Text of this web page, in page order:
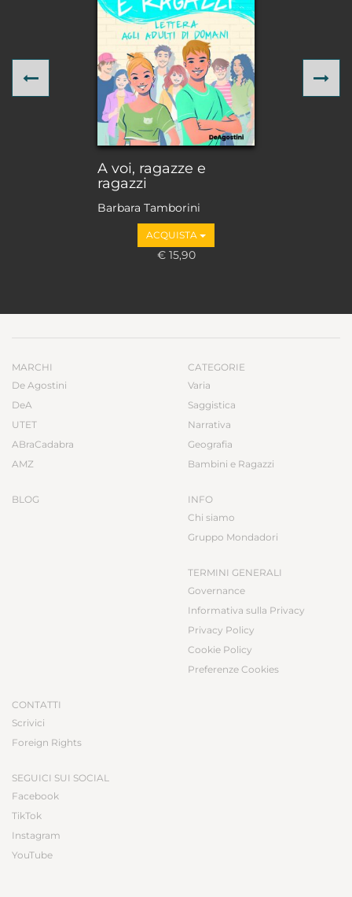
A voi, ragazze e
ragazzi
Barbara Tamborini
ACQUISTA
€ 15,90
Previous
MARCHI
De Agostini
DeA
UTET
ABraCadabra
AMZ
BLOG
CATEGORIE
Varia
Saggistica
Narrativa
Geografia
Bambini e Ragazzi
INFO
Chi siamo
Gruppo Mondadori
TERMINI GENERALI
Governance
Informativa sulla Privacy
Privacy Policy
Cookie Policy
Preferenze Cookies
CONTATTI
Scrivici
Foreign Rights
SEGUICI SUI SOCIAL
Facebook
TikTok
Instagram
YouTube